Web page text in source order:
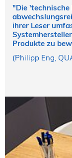
tcworld China
20.-21. Mai 2027 in
Evolution of TC
2.-3. Juni 2026 in Sofia
19. Juni 2026 in
tekom-Jahrestagung
10.-12. November,
Mitglied werden
"Die
ihrer Leser
Produkte zu
(Philipp Eng,